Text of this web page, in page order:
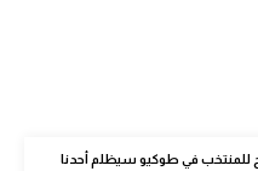
للمنتخب في طوكيو سيظلم أحدنا